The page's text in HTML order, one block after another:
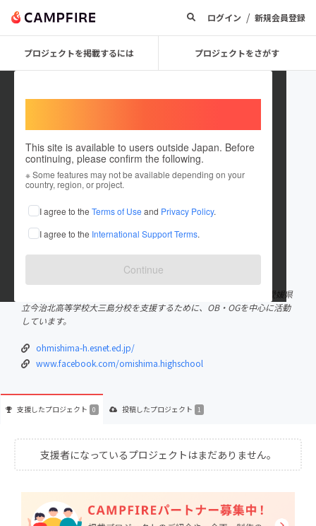
ログイン / 新規会員登録
プロジェクトを掲載するには プロジェクトをさがす
This site is available to users outside Japan. Before
continuing, please confirm the following.
※ Some features may not be available depending on your
country, region, or project.
I agree to the Terms of Use and Privacy Policy.
I agree to the International Support Terms.
Continue
Omishima_Bunkou_Shinkou_T
プロジェクトオーナー
これまでに1件のプロジェクトを投稿しています
在住国：日本 現在地：愛媛県
出身地：愛媛県
はじめまして、大三島分校振興対策協議会と申します。 私たちは愛媛県
立今治北高等学校大三島分校を支援するために、OB・OGを中心に活動
しています。
ohmishima-h.esnet.ed.jp/
www.facebook.com/omishima.highschool
支援したプロジェクト 0 投稿したプロジェクト 1
支援者になっているプロジェクトはまだありません。